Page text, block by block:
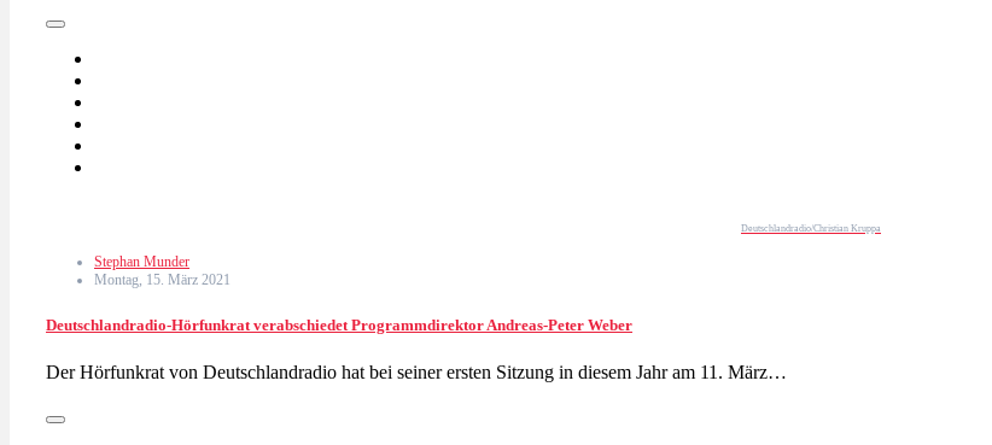
Deutschlandradio/Christian Kruppa
Stephan Munder
Montag, 15. März 2021
Deutschlandradio-Hörfunkrat verabschiedet Programmdirektor Andreas-Peter Weber
Der Hörfunkrat von Deutschlandradio hat bei seiner ersten Sitzung in diesem Jahr am 11. März…